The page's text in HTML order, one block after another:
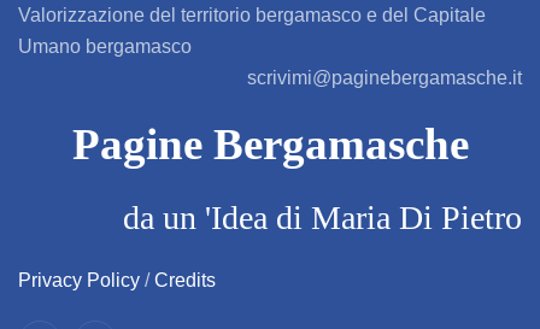
BARIANO
BEDULITA
BERBENNO
BERZO SAN FERMO
Valorizzazione del territorio bergamasco e del Capitale
Umano bergamasco
scrivimi@paginebergamasche.it
Pagine Bergamasche
da un 'Idea di Maria Di Pietro
Privacy Policy / Credits